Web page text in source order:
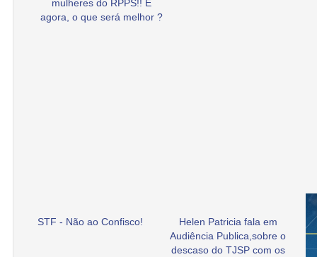
mulheres do RPPS!! E
agora, o que será melhor ?
STF - Não ao Confisco!
Helen Patricia fala em
Audiência Publica,sobre o
descaso do TJSP com os